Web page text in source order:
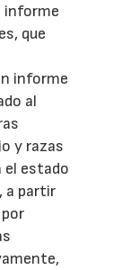
informe
que
informe
al
y razas
el estado
a partir